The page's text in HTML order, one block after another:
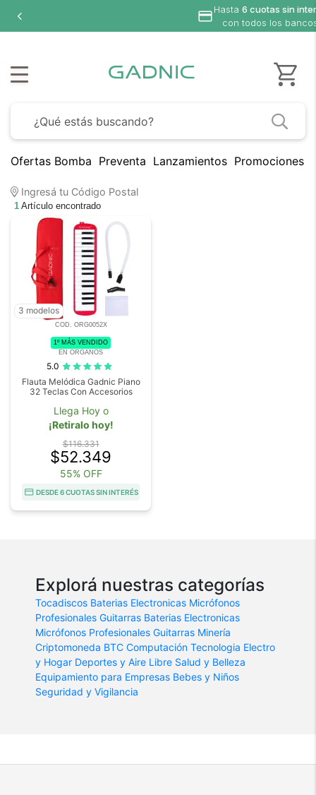
Hasta 6 cuotas sin
con todos los
Ofertas Bomba Preventa Lanzamientos Promociones
Ingresá tu Código Postal
1 Artículo encontrado
3 modelos
COD. ORG0052X
1º MÁS VENDIDO
EN ORGANOS
5.0
Flauta Melódica Gadnic Piano
32 Teclas Con Accesorios
Llega Hoy o
¡Retiralo hoy!
$116.331
$52.349
55% OFF
DESDE 6 CUOTAS SIN INTERÉS
Explorá nuestras categorías
Tocadiscos Baterias Electronicas Micrófonos
Profesionales Guitarras Baterias Electronicas
Micrófonos Profesionales Guitarras Minería
Criptomoneda BTC Computación Tecnologia Electro
y Hogar Deportes y Aire Libre Salud y Belleza
Equipamiento para Empresas Bebes y Niños
Seguridad y Vigilancia